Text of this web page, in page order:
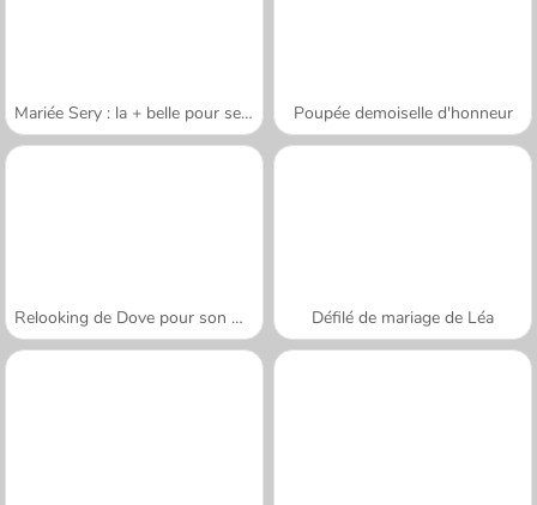
Mariée Sery : la + belle pour se marier Poupée demoiselle d'honneur
Relooking de Dove pour son mariage Défilé de mariage de Léa